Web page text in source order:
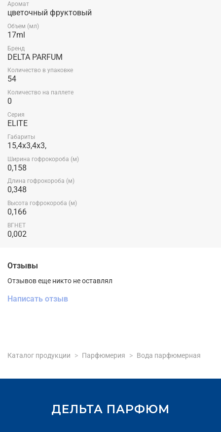
Аромат
цветочный фруктовый
Объем (мл)
17ml
Бренд
DELTA PARFUM
Количество в упаковке
54
Количество на паллете
0
Серия
ELITE
Габариты
15,4x3,4x3,
Ширина гофрокороба (м)
0,158
Длина гофрокороба (м)
0,348
Высота гофрокороба (м)
0,166
ВГНЕТ
0,002
Отзывы
Отзывов еще никто не оставлял
Написать отзыв
Каталог продукции Парфюмерия Вода парфюмерная
ДЕЛЬТА ПАРФЮМ